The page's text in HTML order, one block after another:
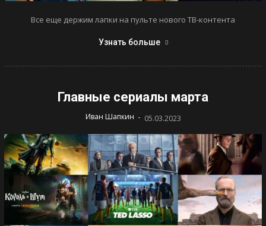
Все еще держим лапки на пульте нового ТВ-контента
Узнать больше
Главные сериалы марта
Иван Шапкин - 05.03.2023